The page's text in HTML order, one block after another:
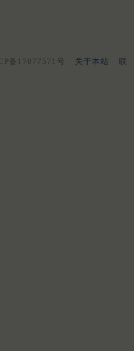
备17077571号 关于本站
联